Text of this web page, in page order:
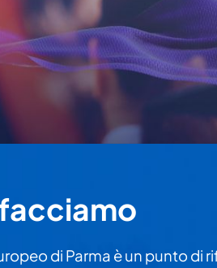
di Parma è un punto di